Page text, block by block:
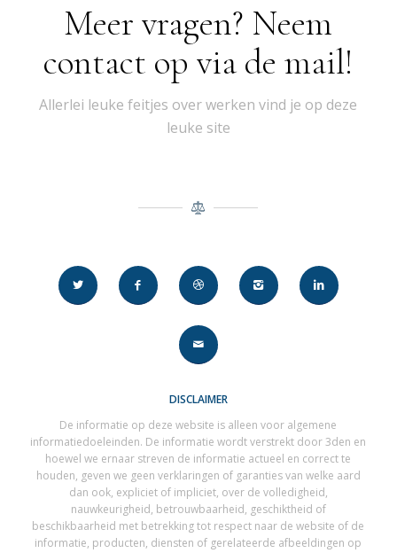
Meer vragen? Neem
contact op via de mail!
Allerlei leuke feitjes over werken vind je op deze
leuke site
DISCLAIMER
De informatie op deze website is alleen voor algemene
informatiedoeleinden. De informatie wordt verstrekt door 3den en
hoewel we ernaar streven de informatie actueel en correct te
houden, geven we geen verklaringen of garanties van welke aard
dan ook, expliciet of impliciet, over de volledigheid,
nauwkeurigheid, betrouwbaarheid, geschiktheid of
beschikbaarheid met betrekking tot respect naar de website of de
informatie, producten, diensten of gerelateerde afbeeldingen op